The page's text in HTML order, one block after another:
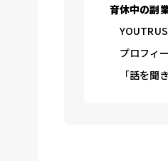
育休中の副
プロフィ
「話を聞